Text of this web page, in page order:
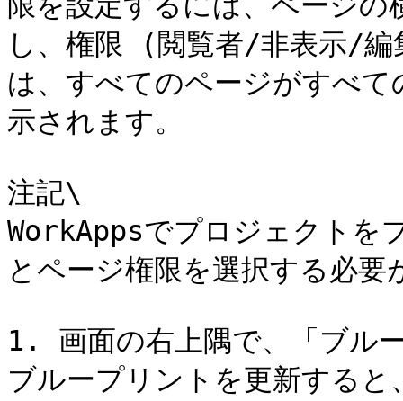
し、権限 (閲覧者/非表示/編
は、すべてのページがすべ
示されます。
注記\
WorkAppsでプロジェクトを
とページ権限を選択する必要
1. 画面の右上隅で、「ブル
ブループリントを更新する